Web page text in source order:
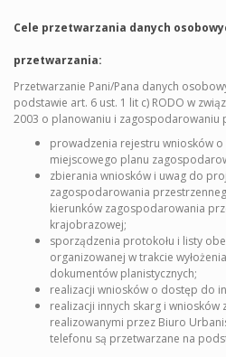
Cele przetwarzania danych
przetwarzania:
Przetwarzanie Pani/Pana danych
podstawie art. 6 ust. 1 lit c) RODO w
2003 o planowaniu i zagospodarowaniu
prowadzenia rejestru wniosków
miejscowego planu
zbierania wniosków i uwag do
zagospodarowania
kierunków zagospodarowania
krajobrazowej;
sporządzenia protokołu i listy
organizowanej w trakcie
dokumentów planistycznych;
realizacji wniosków o dostęp do
realizacji innych skarg i wniosków
realizowanymi przez Biuro
telefonu są przetwarzane na